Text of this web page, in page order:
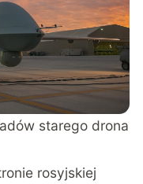
starego drona
rosyjskiej